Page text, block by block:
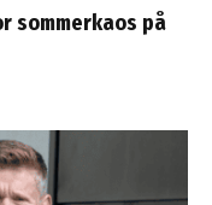
sommerkaos på